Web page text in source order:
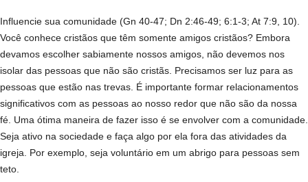
Influencie sua comunidade (Gn 40-47; Dn 2:46-49; 6:1-3; At 7:9, 10).
Você conhece cristãos que têm somente amigos cristãos? Embora
devamos escolher sabiamente nossos amigos, não devemos nos
isolar das pessoas que não são cristãs. Precisamos ser luz para as
pessoas que estão nas trevas. É importante formar relacionamentos
significativos com as pessoas ao nosso redor que não são da nossa
fé. Uma ótima maneira de fazer isso é se envolver com a comunidade.
Seja ativo na sociedade e faça algo por ela fora das atividades da
igreja. Por exemplo, seja voluntário em um abrigo para pessoas sem
teto.